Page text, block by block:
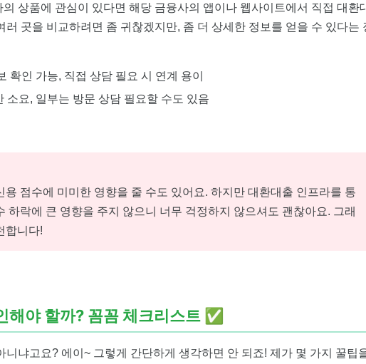
상품에 관심이 있다면 해당 금융사의 앱이나 웹사이트에서 직접 대환
러 곳을 비교하려면 좀 귀찮겠지만, 좀 더 상세한 정보를 얻을 수 있다는
확인 가능, 직접 상담 필요 시 연계 용이
소요, 일부는 방문 상담 필요할 수도 있음
점수에 미미한 영향을 줄 수도 있어요. 하지만 대환대출 인프라를 통
하락에 큰 영향을 주지 않으니 너무 걱정하지 않으셔도 괜찮아요. 그래
합니다!
해야 할까? 꼼꼼 체크리스트 ✅
니냐고요? 에이~ 그렇게 간단하게 생각하면 안 되죠! 제가 몇 가지 꿀팁